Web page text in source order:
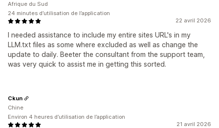
22 avril 2026
I needed assistance to include my entire sites URL's in my
LLM.txt files as some where excluded as well as change the
update to daily. Beeter the consultant from the support team,
was very quick to assist me in getting this sorted.
Afrique du Sud
24 minutes d’utilisation de l’application
21 avril 2026
Ckun
Chine
Environ 4 heures d’utilisation de l’application